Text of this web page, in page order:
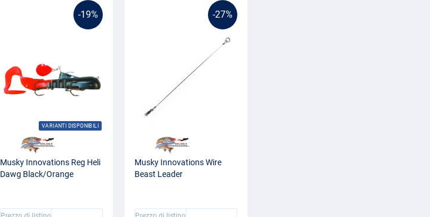
-19%
VARIANTI DISPONIBILI
Musky Innovations Reg Heli
Dawg Black/Orange
-27%
Musky Innovations Wire
Beast Leader